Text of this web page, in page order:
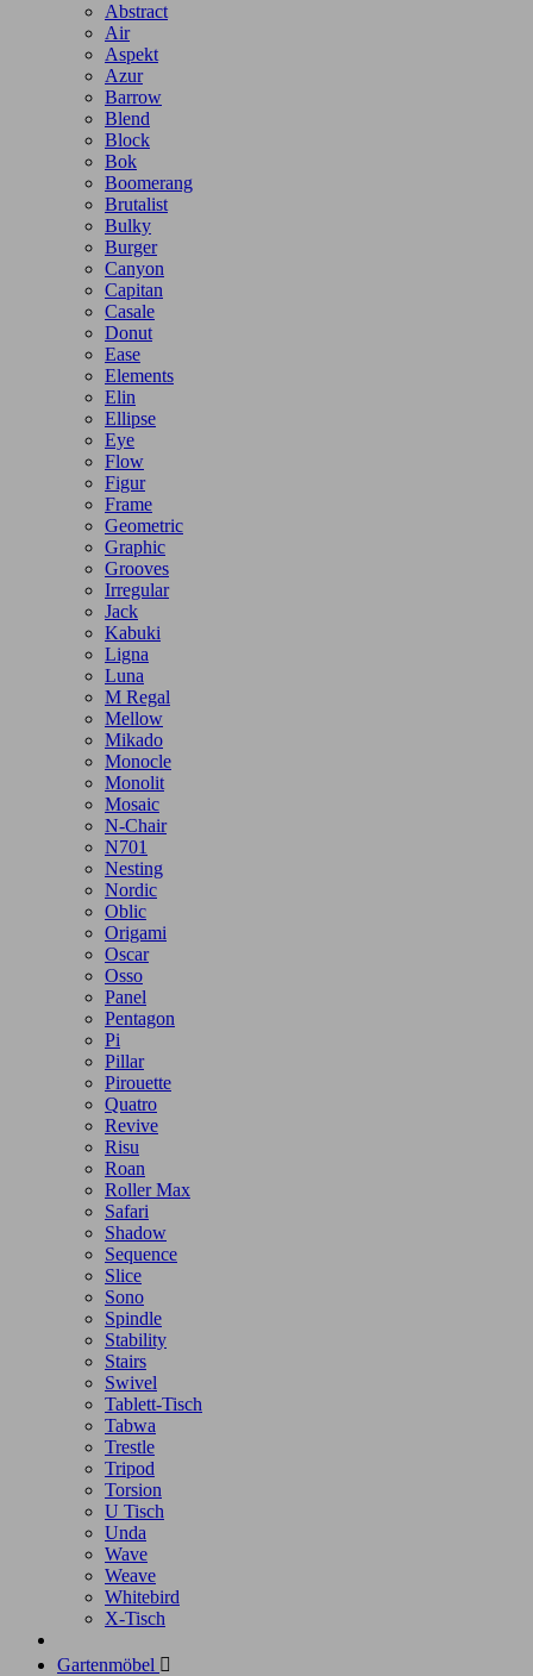
Abstract
Air
Aspekt
Azur
Barrow
Blend
Block
Bok
Boomerang
Brutalist
Bulky
Burger
Canyon
Capitan
Casale
Donut
Ease
Elements
Elin
Ellipse
Eye
Flow
Figur
Frame
Geometric
Graphic
Grooves
Irregular
Jack
Kabuki
Ligna
Luna
M Regal
Mellow
Mikado
Monocle
Monolit
Mosaic
N-Chair
N701
Nesting
Nordic
Oblic
Origami
Oscar
Osso
Panel
Pentagon
Pi
Pillar
Pirouette
Quatro
Revive
Risu
Roan
Roller Max
Safari
Shadow
Sequence
Slice
Sono
Spindle
Stability
Stairs
Swivel
Tablett-Tisch
Tabwa
Trestle
Tripod
Torsion
U Tisch
Unda
Wave
Weave
Whitebird
X-Tisch
Gartenmöbel 